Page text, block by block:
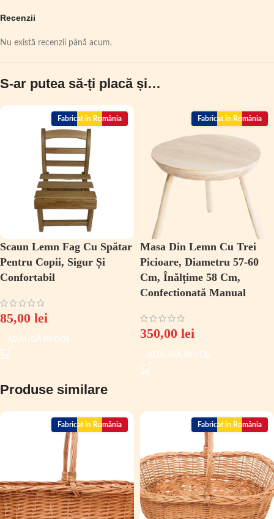
Recenzii
Nu există recenzii până acum.
S-ar putea să-ți placă și…
Fabricat în România
Scaun Lemn Fag Cu Spătar
Pentru Copii, Sigur Și
Confortabil
85,00 lei
ADAUGĂ ÎN COȘ
Fabricat în România
Masa Din Lemn Cu Trei
Picioare, Diametru 57-60
Cm, Înălțime 58 Cm,
Confectionată Manual
350,00 lei
ADAUGĂ ÎN COȘ
Produse similare
Fabricat în România Fabricat în România